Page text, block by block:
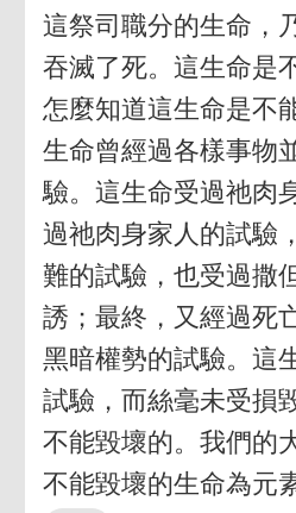
這祭司職分的生命，
吞滅了死。這生命是
怎麼知道這生命是不
生命曾經過各樣事物
驗。這生命受過祂肉
過祂肉身家人的試驗
難的試驗，也受過撒
誘；最終，又經過死
黑暗權勢的試驗。這
試驗，而絲毫未受損
不能毀壞的。我們的
不能毀壞的生命為元